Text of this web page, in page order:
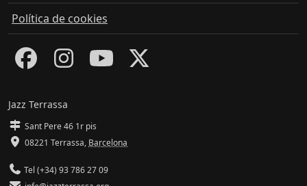
Política de cookies
Jazz Terrassa
Sant Pere 46 1r pis
08221 Terrassa, Barcelona
Tel (+34) 93 786 27 09